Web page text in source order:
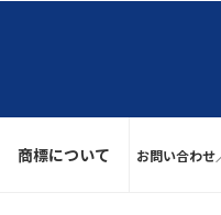
商標について お問い合わせ